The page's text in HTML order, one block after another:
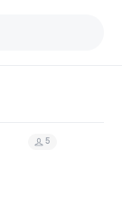
5